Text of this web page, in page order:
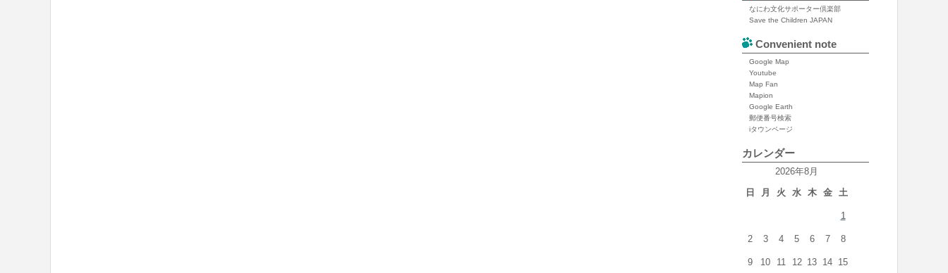
なにわ文化サポーター倶楽部
Save the Children JAPAN
Convenient note
Google Map
Youtube
Map Fan
Mapion
Google Earth
郵便番号検索
iタウンページ
カレンダー
2026年8月
日
月 火 水 木 金 土
1
2 3 4 5 6 7 8
9 10 11 12 13 14 15